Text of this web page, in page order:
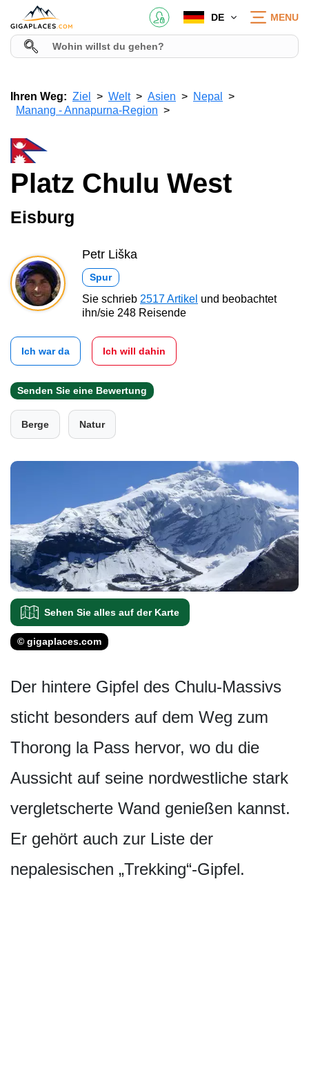
DE MENU
Ihren Weg: Ziel Welt Asien
Nepal
Manang - Annapurna-Region
Platz Chulu West
Eisburg
Petr Liška
Spur
Sie schrieb 2517 Artikel und beobachtet
ihn/sie 248 Reisende
Ich war da Ich will dahin
Senden Sie eine Bewertung
Berge Natur
Sehen Sie alles auf der Karte
© gigaplaces.com
Der hintere Gipfel des Chulu-Massivs
sticht besonders auf dem Weg zum
Thorong la Pass hervor, wo du die
Aussicht auf seine nordwestliche stark
vergletscherte Wand genießen kannst.
Er gehört auch zur Liste der
nepalesischen „Trekking“-Gipfel.